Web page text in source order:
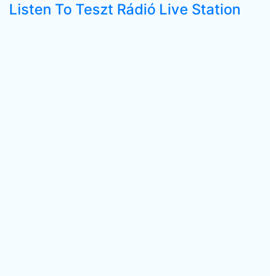
Listen To Teszt Rádió Live Station